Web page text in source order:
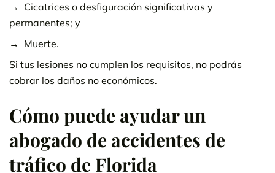
Cicatrices o desfiguración significativas y
permanentes; y
Muerte.
Si tus lesiones no cumplen los requisitos, no podrás
cobrar los daños no económicos.
Cómo puede ayudar un
abogado de accidentes de
tráfico de Florida